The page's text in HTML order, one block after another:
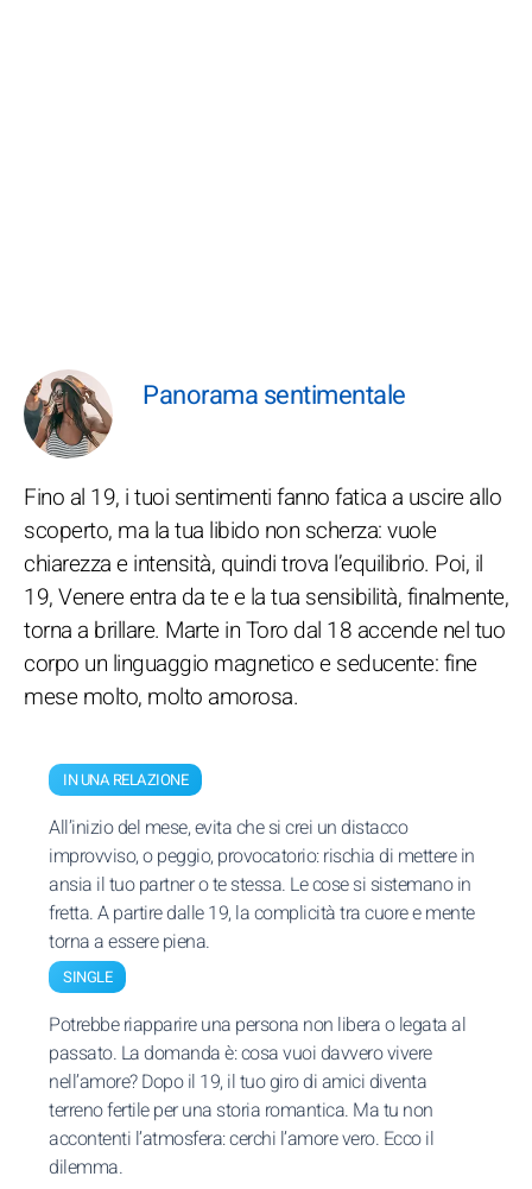
Panorama sentimentale
Fino al 19, i tuoi sentimenti fanno fatica a uscire allo
scoperto, ma la tua libido non scherza: vuole
chiarezza e intensità, quindi trova l’equilibrio. Poi, il
19, Venere entra da te e la tua sensibilità, finalmente,
torna a brillare. Marte in Toro dal 18 accende nel tuo
corpo un linguaggio magnetico e seducente: fine
mese molto, molto amorosa.
IN UNA RELAZIONE
All’inizio del mese, evita che si crei un distacco
improvviso, o peggio, provocatorio: rischia di mettere in
ansia il tuo partner o te stessa. Le cose si sistemano in
fretta. A partire dalle 19, la complicità tra cuore e mente
torna a essere piena.
SINGLE
Potrebbe riapparire una persona non libera o legata al
passato. La domanda è: cosa vuoi davvero vivere
nell’amore? Dopo il 19, il tuo giro di amici diventa
terreno fertile per una storia romantica. Ma tu non
accontenti l’atmosfera: cerchi l’amore vero. Ecco il
dilemma.